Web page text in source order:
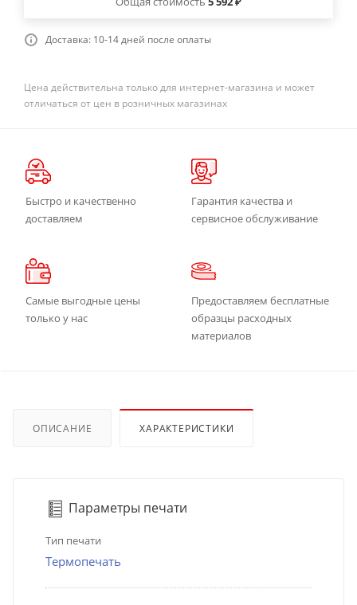
Доставка: 10-14 дней после оплаты
Цена действительна только для интернет-магазина и может
отличаться от цен в розничных магазинах
Быстро и качественно
доставляем
Гарантия качества и
сервисное обслуживание
Самые выгодные цены
только у нас
Предоставляем бесплатные
образцы расходных
материалов
ОПИСАНИЕ ХАРАКТЕРИСТИКИ
Параметры печати
Тип печати
Термопечать